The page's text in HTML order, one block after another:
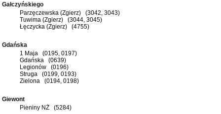
Gałczyńskiego
Parzęczewska (Zgierz) (3042, 3043)
Tuwima (Zgierz) (3044, 3045)
Łęczycka (Zgierz) (4755)
Gdańska
1 Maja (0195, 0197)
Gdańska (0639)
Legionów (0196)
Struga (0199, 0193)
Zielona (0194, 0198)
Giewont
Pieniny NŻ (5284)